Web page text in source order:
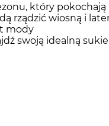
który
rządzić wiosną i
mody
swoją idealną